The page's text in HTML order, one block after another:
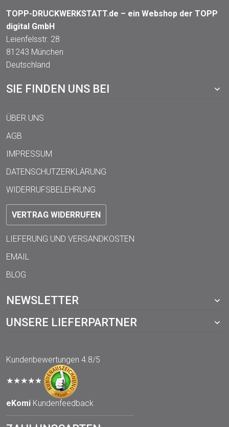
TOPP-DRUCKWERKSTATT.de – ein Webshop der TOPP
digital GmbH
Leienfelsstr. 28
81243 München
Deutschland
SIE FINDEN UNS BEI
ÜBER UNS
AGB
IMPRESSUM
DATENSCHUTZERKLÄRUNG
WIDERRUFSBELEHRUNG
VERTRAG WIDERRUFEN
LIEFERUNG UND VERSANDKOSTEN
EMAIL
BLOG
NEWSLETTER
UNSERE LIEFERPARTNER
Kundenbewertungen 4.8/5
★★★★★
eKomi Kundenfeedback